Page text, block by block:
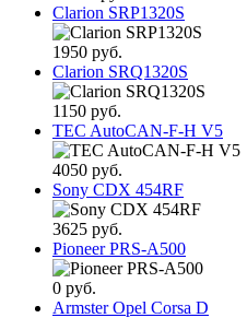
Clarion SRP1320S
1950 руб.
Clarion SRQ1320S
1150 руб.
TEC AutoCAN-F-H V5
4050 руб.
Sony CDX 454RF
3625 руб.
Pioneer PRS-A500
0 руб.
Armster Opel Corsa D